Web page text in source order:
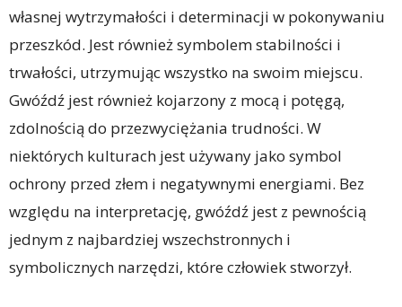
własnej wytrzymałości i determinacji w pokonywaniu
przeszkód. Jest również symbolem stabilności i
trwałości, utrzymując wszystko na swoim miejscu.
Gwóźdź jest również kojarzony z mocą i potęgą,
zdolnością do przezwyciężania trudności. W
niektórych kulturach jest używany jako symbol
ochrony przed złem i negatywnymi energiami. Bez
względu na interpretację, gwóźdź jest z pewnością
jednym z najbardziej wszechstronnych i
symbolicznych narzędzi, które człowiek stworzył.